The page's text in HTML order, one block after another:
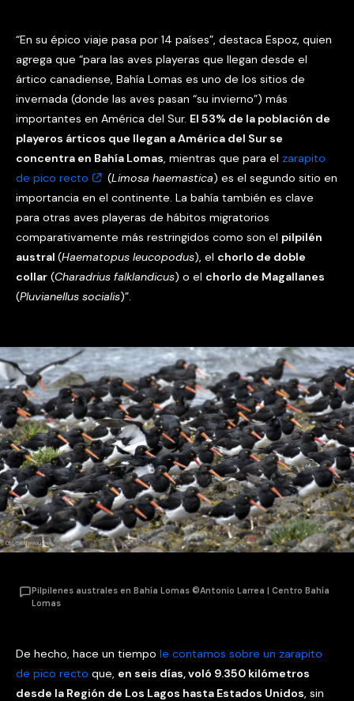
“En su épico viaje pasa por 14 países”, destaca Espoz, quien
agrega que “para las aves playeras que llegan desde el
ártico canadiense, Bahía Lomas es uno de los sitios de
invernada (donde las aves pasan “su invierno”) más
importantes en América del Sur. El 53% de la población de
playeros árticos que llegan a América del Sur se
concentra en Bahía Lomas, mientras que para el zarapito
de pico recto
(Limosa haemastica) es el segundo sitio en
importancia en el continente. La bahía también es clave
para otras aves playeras de hábitos migratorios
comparativamente más restringidos como son el pilpilén
austral (Haematopus leucopodus), el chorlo de doble
collar (Charadrius falklandicus) o el chorlo de Magallanes
(Pluvianellus socialis)”.
Pilpilenes australes en Bahía Lomas ©Antonio Larrea | Centro Bahía
Lomas
De hecho, hace un tiempo le contamos sobre un zarapito
de pico recto que, en seis días, voló 9.350 kilómetros
desde la Región de Los Lagos hasta Estados Unidos, sin